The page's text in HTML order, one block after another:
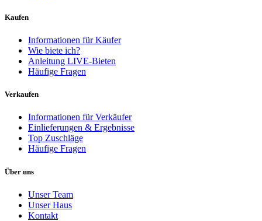
Kaufen
Informationen für Käufer
Wie biete ich?
Anleitung LIVE-Bieten
Häufige Fragen
Verkaufen
Informationen für Verkäufer
Einlieferungen & Ergebnisse
Top Zuschläge
Häufige Fragen
Über uns
Unser Team
Unser Haus
Kontakt